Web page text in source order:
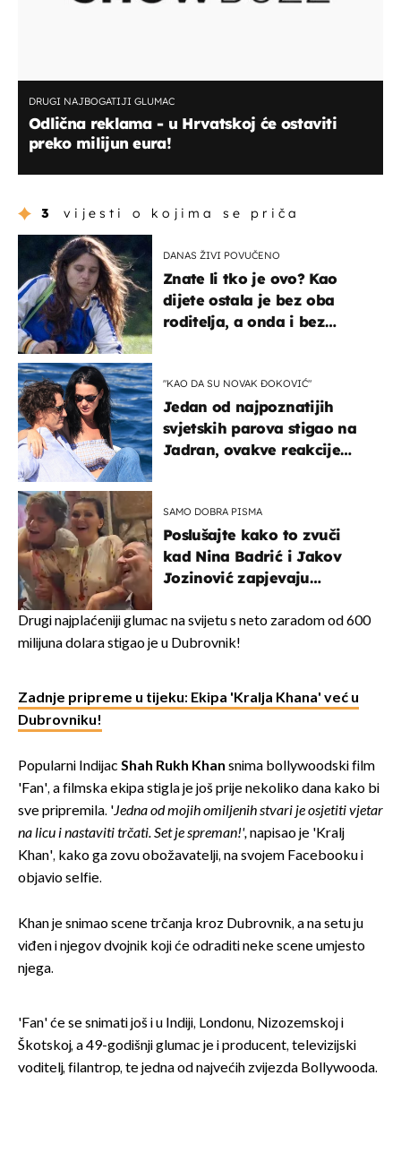
DRUGI NAJBOGATIJI GLUMAC
Odlična reklama - u Hrvatskoj će ostaviti
preko milijun eura!
3 vijesti o kojima se priča
DANAS ŽIVI POVUČENO
Znate li tko je ovo? Kao
dijete ostala je bez oba
roditelja, a onda i bez
"KAO DA SU NOVAK ĐOKOVIĆ"
Jedan od najpoznatijih
svjetskih parova stigao na
Jadran, ovakve reakcije
SAMO DOBRA PISMA
Poslušajte kako to zvuči
kad Nina Badrić i Jakov
Jozinović zapjevaju
Drugi najplaćeniji glumac na svijetu s neto zaradom od 600
milijuna dolara stigao je u Dubrovnik!
Zadnje pripreme u tijeku: Ekipa 'Kralja Khana' već u
Dubrovniku!
Popularni Indijac Shah Rukh Khan snima bollywoodski film
'Fan', a filmska ekipa stigla je još prije nekoliko dana kako bi
sve pripremila. 'Jedna od mojih omiljenih stvari je osjetiti vjetar
na licu i nastaviti trčati. Set je spreman!',napisao je 'Kralj
Khan', kako ga zovu obožavatelji, na svojem Facebooku i
objavio selfie.
Khan je snimao scene trčanja kroz Dubrovnik, a na setu ju
viđen i njegov dvojnik koji će odraditi neke scene umjesto
njega.
'Fan' će se snimati još i u Indiji, Londonu, Nizozemskoj i
Škotskoj, a 49-godišnji glumac je i producent, televizijski
voditelj, filantrop, te jedna od najvećih zvijezda Bollywooda.